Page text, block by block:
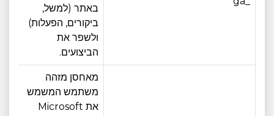
באתר (למשל,
ביקורים, הפעלות)
ולשפר את
הביצועים.
מאחסן מזהה
משתמש המשמש
את Microsoft